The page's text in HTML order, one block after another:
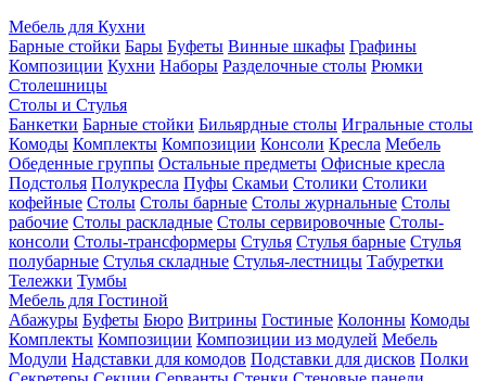
Мебель для Кухни
Барные стойки Бары Буфеты Винные шкафы Графины
Композиции Кухни Наборы Разделочные столы Рюмки
Столешницы
Столы и Стулья
Банкетки Барные стойки Бильярдные столы Игральные столы
Комоды Комплекты Композиции Консоли Кресла Мебель
Обеденные группы Остальные предметы Офисные кресла
Подстолья Полукресла Пуфы Скамьи Столики Столики
кофейные Столы Столы барные Столы журнальные Столы
рабочие Столы раскладные Столы сервировочные Столы-
консоли Столы-трансформеры Стулья Стулья барные Стулья
полубарные Стулья складные Стулья-лестницы Табуретки
Тележки Тумбы
Мебель для Гостиной
Абажуры Буфеты Бюро Витрины Гостиные Колонны Комоды
Комплекты Композиции Композиции из модулей Мебель
Модули Надставки для комодов Подставки для дисков Полки